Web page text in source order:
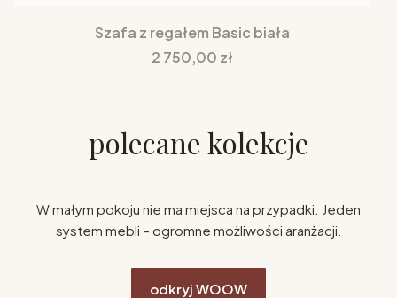
Szafa z regałem Basic biała
Cena
2 750,00 zł
polecane kolekcje
W małym pokoju nie ma miejsca na przypadki. Jeden
system mebli – ogromne możliwości aranżacji.
odkryj WOOW